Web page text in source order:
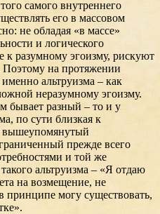
самого внутреннего
его в массовом
не обладая «в массе»
и логического
разумному эгоизму, рискуют
Поэтому на протяжении
альтруизма – как
неразумному эгоизму.
бывает разный – то и у
по сути близкая к
вышеупомянутый
прежде всего
и той же
альтруизма – «Я отдаю
на возмещение, не
принципе могу существовать,